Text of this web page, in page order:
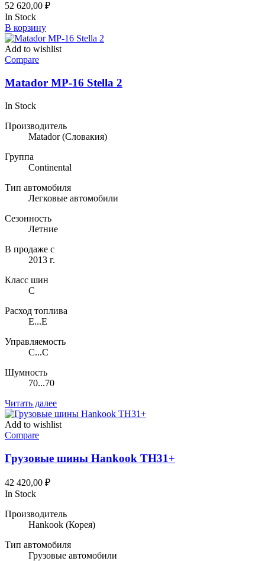
52 620,00 ₽
In Stock
В корзину
Add to wishlist
Compare
Matador MP-16 Stella 2
In Stock
Производитель
Matador(Словакия)
Группа
Continental
Тип автомобиля
Легковые автомобили
Сезонность
Летние
В продаже с
2013 г.
Класс шин
C
Расход топлива
E...E
Управляемость
C...C
Шумность
70...70
Читать далее
Add to wishlist
Compare
Грузовые шины Hankook TH31+
42 420,00 ₽
In Stock
Производитель
Hankook (Корея)
Тип автомобиля
Грузовые автомобили